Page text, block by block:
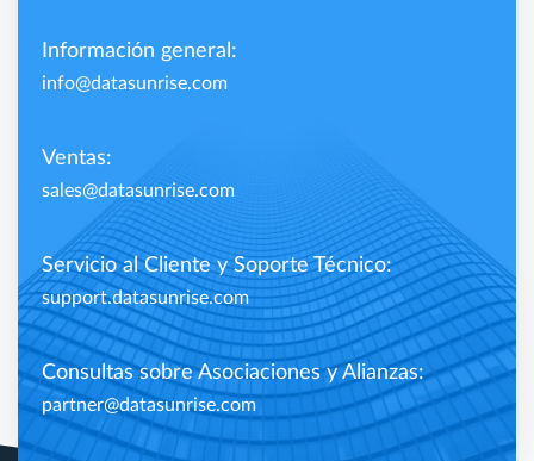
Información general:
info@datasunrise.com
Ventas:
sales@datasunrise.com
Servicio al Cliente y Soporte Técnico:
support.datasunrise.com
Consultas sobre Asociaciones y Alianzas:
partner@datasunrise.com